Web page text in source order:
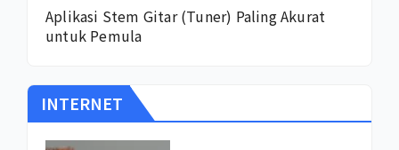
Aplikasi Stem Gitar (Tuner) Paling Akurat
untuk Pemula
INTERNET